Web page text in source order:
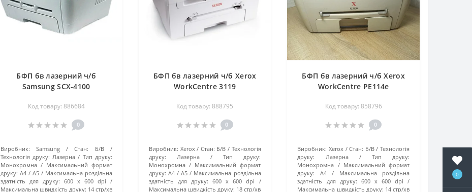
0
БФП бв лазерний ч/б
Samsung SCX-4100
Код товару: 886684
0
Виробник: Samsung Стан:
Б/В
Технологія друку: Лазерна
Тип друку:
Монохромна
Максимальний формат
друку: A4 / A5
Максимальна роздільна
здатність для друку: 600 x 600 dpi
Максимальна швидкість друку: 14 стр/хв
БФП бв лазерний ч/б Xerox
WorkCentre 3119
Код товару: 888795
0
Виробник: Xerox Стан: Б/В
Технологія
друку:
Лазерна
Тип друку:
Монохромна
Максимальний формат
друку: A4 / A5
Максимальна роздільна
здатність для друку:
600 x 600 dpi
Максимальна швидкість друку: 18 стр/хв
БФП бв лазерний ч/б Xerox
WorkCentre PE114e
Код товару: 858796
0
Виробник: Xerox Стан: Б/В
Технологія
друку:
Лазерна
Тип друку:
Монохромна
Максимальний формат
друку:
A4
Максимальна роздільна
здатність для друку: 600 x 600 dpi
Максимальна швидкість друку: 14 стр/хв